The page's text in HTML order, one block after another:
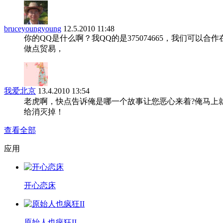
bruceyoungyoung 12.5.2010 11:48
你的QQ是什么啊？我QQ的是375074665，我们可以合作
做点贸易，
我爱北京 13.4.2010 13:54
老虎啊，快点告诉俺是哪一个故事让您恶心来着?俺马上
给消灭掉！
查看全部
应用
开心恋床